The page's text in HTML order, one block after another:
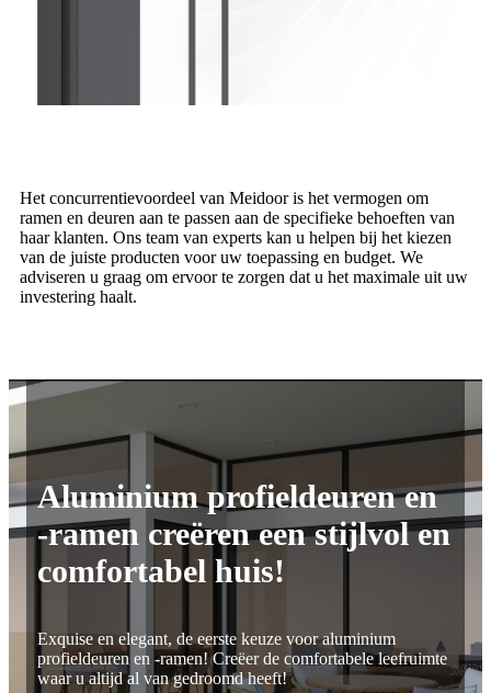
Het concurrentievoordeel van Meidoor is het vermogen om
ramen en deuren aan te passen aan de specifieke behoeften van
haar klanten. Ons team van experts kan u helpen bij het kiezen
van de juiste producten voor uw toepassing en budget. We
adviseren u graag om ervoor te zorgen dat u het maximale uit uw
investering haalt.
Aluminium profieldeuren en
-ramen creëren een stijlvol en
comfortabel huis!
Exquise en elegant, de eerste keuze voor aluminium
profieldeuren en -ramen! Creëer de comfortabele leefruimte
waar u altijd al van gedroomd heeft!